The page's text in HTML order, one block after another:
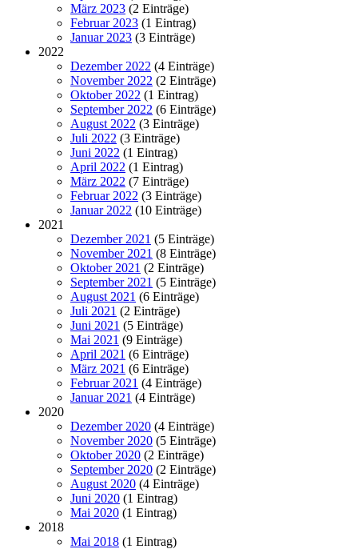
März 2023 (2 Einträge)
Februar 2023 (1 Eintrag)
Januar 2023 (3 Einträge)
2022
Dezember 2022 (4 Einträge)
November 2022 (2 Einträge)
Oktober 2022 (1 Eintrag)
September 2022 (6 Einträge)
August 2022 (3 Einträge)
Juli 2022 (3 Einträge)
Juni 2022 (1 Eintrag)
April 2022 (1 Eintrag)
März 2022 (7 Einträge)
Februar 2022 (3 Einträge)
Januar 2022 (10 Einträge)
2021
Dezember 2021 (5 Einträge)
November 2021 (8 Einträge)
Oktober 2021 (2 Einträge)
September 2021 (5 Einträge)
August 2021 (6 Einträge)
Juli 2021 (2 Einträge)
Juni 2021 (5 Einträge)
Mai 2021 (9 Einträge)
April 2021 (6 Einträge)
März 2021 (6 Einträge)
Februar 2021 (4 Einträge)
Januar 2021 (4 Einträge)
2020
Dezember 2020 (4 Einträge)
November 2020 (5 Einträge)
Oktober 2020 (2 Einträge)
September 2020 (2 Einträge)
August 2020 (4 Einträge)
Juni 2020 (1 Eintrag)
Mai 2020 (1 Eintrag)
2018
Mai 2018 (1 Eintrag)